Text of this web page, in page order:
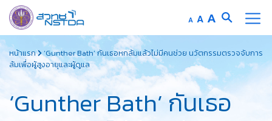
to
content
A Decrease
font
size.
AReset
font
size.
A Increase
font
size.
หน้าแรก
‘Gunther Bath’ กันเธอหกล้มแล้วไม่มีคนช่วย นวัตกรรมตรวจจับการ
ล้มเพื่อผู้สูงอายุและผู้ดูแล
‘Gunther Bath’ กันเธอ